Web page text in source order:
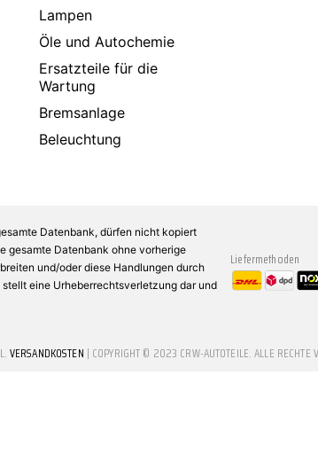
Lampen
Öle und Autochemie
Ersatzteile für die
Wartung
Bremsanlage
Beleuchtung
Datenbank, dürfen nicht kopiert
gesamte Datenbank ohne vorherige
und/oder diese Handlungen durch
eine Urheberrechtsverletzung dar und
Liefermethoden
VERSANDKOSTEN | COPYRIGHT © 2023 CRW-AUTOTEILE. ALLE RECHTE